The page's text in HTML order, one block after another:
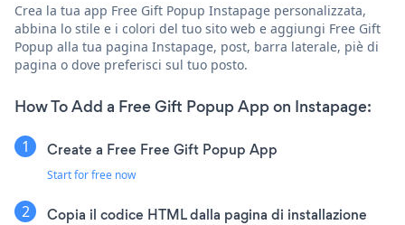
Crea la tua app Free Gift Popup Instapage personalizzata,
abbina lo stile e i colori del tuo sito web e aggiungi Free Gift
Popup alla tua pagina Instapage, post, barra laterale, piè di
pagina o dove preferisci sul tuo posto.
How To Add a Free Gift Popup App on Instapage:
Create a Free Free Gift Popup App
Start for free now
Copia il codice HTML dalla pagina di installazione